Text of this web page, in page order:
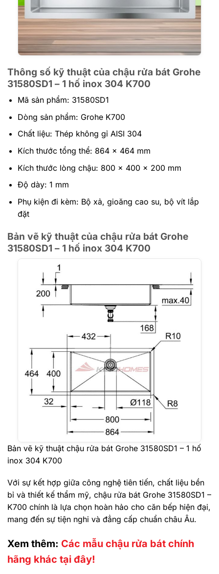
Thông số kỹ thuật của chậu rửa bát Grohe
31580SD1 – 1 hố inox 304 K700
Mã sản phẩm: 31580SD1
Dòng sản phẩm: Grohe K700
Chất liệu: Thép không gỉ AISI 304
Kích thước tổng thể: 864 x 464 mm
Kích thước lòng chậu: 800 x 400 x 200 mm
Độ dày: 1 mm
Phụ kiện đi kèm: Bộ xả, gioăng cao su, bộ vít lắp
đặt
Bản vẽ kỹ thuật của chậu rửa bát Grohe
31580SD1 – 1 hố inox 304 K700
Bản vẽ kỹ thuật chậu rửa bát Grohe 31580SD1 – 1 hố
inox 304 K700
Với sự kết hợp giữa công nghệ tiên tiến, chất liệu bền
bỉ và thiết kế thẩm mỹ, chậu rửa bát Grohe 31580SD1 –
K700 chính là lựa chọn hoàn hảo cho căn bếp hiện đại,
mang đến sự tiện nghi và đẳng cấp chuẩn châu Âu.
Xem thêm: Các mẫu chậu rửa bát chính
hãng khác tại đây!